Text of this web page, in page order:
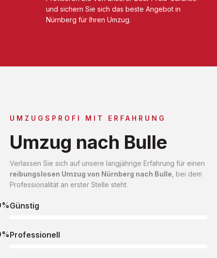
und sichern Sie sich das beste Angebot in
Nürnberg für Ihren Umzug.
UMZUGSPROFI MIT ERFAHRUNG
Umzug nach Bulle
Verlassen Sie sich auf unsere langjährige Erfahrung für einen
reibungslosen Umzug von Nürnberg nach Bulle , bei dem
Professionalität an erster Stelle steht.
Günstig
Professionell